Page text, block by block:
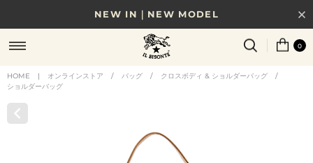
NEW IN｜NEW MODEL
8/17(月)10時まで｜税込11,000円以上で送料無料
贈る相手やシーンから選べる、新しいギフトガイド
0
HOME | オンラインストア / バッグ / クロスボディ & ショルダーバッグ
/
ショルダーバッグ